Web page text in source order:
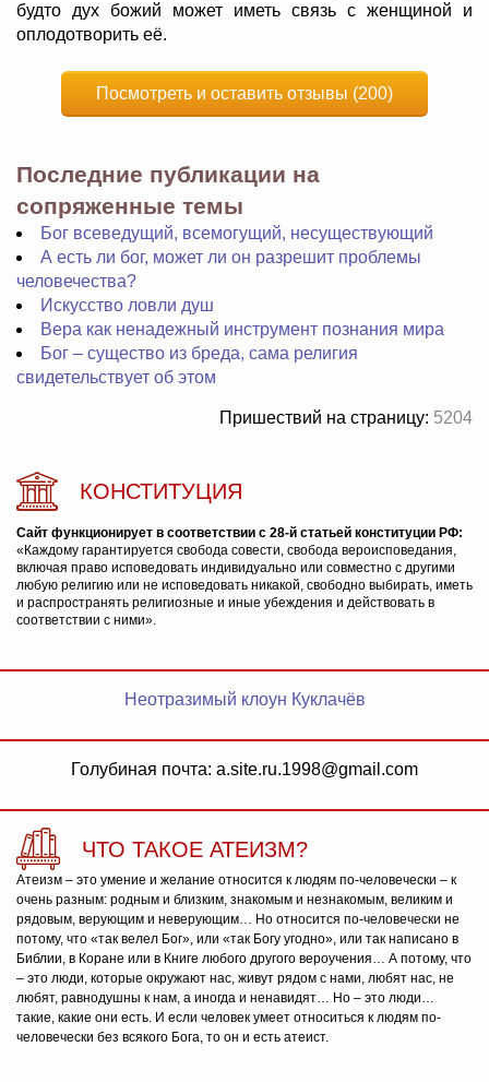
будто дух божий может иметь связь с женщиной и
оплодотворить её.
Посмотреть и оставить отзывы (200)
Последние публикации на
сопряженные темы
Бог всеведущий, всемогущий, несуществующий
А есть ли бог, может ли он разрешит проблемы
человечества?
Искусство ловли душ
Вера как ненадежный инструмент познания мира
Бог – существо из бреда, сама религия
свидетельствует об этом
Пришествий на страницу: 5204
КОНСТИТУЦИЯ
Сайт функционирует в соответствии с 28-й статьей конституции РФ:
«Каждому гарантируется свобода совести, свобода вероисповедания,
включая право исповедовать индивидуально или совместно с другими
любую религию или не исповедовать никакой, свободно выбирать, иметь
и распространять религиозные и иные убеждения и действовать в
соответствии с ними».
Неотразимый клоун Куклачёв
Голубиная почта: a.site.ru.1998@gmail.com
ЧТО ТАКОЕ АТЕИЗМ?
Атеизм – это умение и желание относится к людям по-человечески – к
очень разным: родным и близким, знакомым и незнакомым, великим и
рядовым, верующим и неверующим… Но относится по-человечески не
потому, что «так велел Бог», или «так Богу угодно», или так написано в
Библии, в Коране или в Книге любого другого вероучения… А потому, что
– это люди, которые окружают нас, живут рядом с нами, любят нас, не
любят, равнодушны к нам, а иногда и ненавидят… Но – это люди…
такие, какие они есть. И если человек умеет относиться к людям по-
человечески без всякого Бога, то он и есть атеист.